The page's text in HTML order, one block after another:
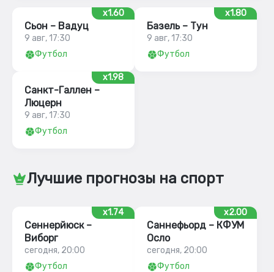
x1.60
Сьон – Вадуц
9 авг, 17:30
Футбол
x1.80
Базель – Тун
9 авг, 17:30
Футбол
x1.98
Санкт-Галлен –
Люцерн
9 авг, 17:30
Футбол
Лучшие прогнозы на спорт
x1.74
Сеннерйюск –
Виборг
сегодня, 20:00
Футбол
x2.00
Саннефьорд – КФУМ
Осло
сегодня, 20:00
Футбол